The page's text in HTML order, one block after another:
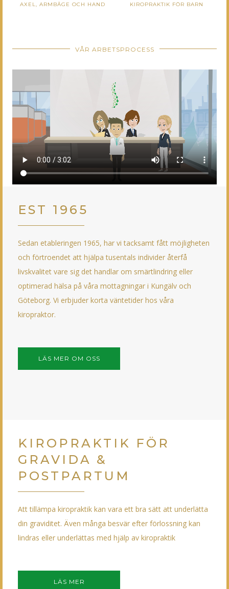
AXEL, ARMBÅGE OCH HAND KIROPRAKTIK FÖR BARN
VÅR ARBETSPROCESS
EST 1965
Sedan etableringen 1965, har vi tacksamt fått möjligheten
och förtroendet att hjälpa tusentals individer återfå
livskvalitet vare sig det handlar om smärtlindring eller
optimerad hälsa på våra mottagningar i Kungälv och
Göteborg. Vi erbjuder korta väntetider hos våra
kiropraktor.
LÄS MER OM OSS
KIROPRAKTIK FÖR
GRAVIDA &
POSTPARTUM
Att tillämpa kiropraktik kan vara ett bra sätt att underlätta
din graviditet. Även många besvär efter förlossning kan
lindras eller underlättas med hjälp av kiropraktik
LÄS MER